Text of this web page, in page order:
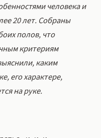
человека и
20 лет. Собраны
полов, что
критериям
каким
его характере,
на руке.